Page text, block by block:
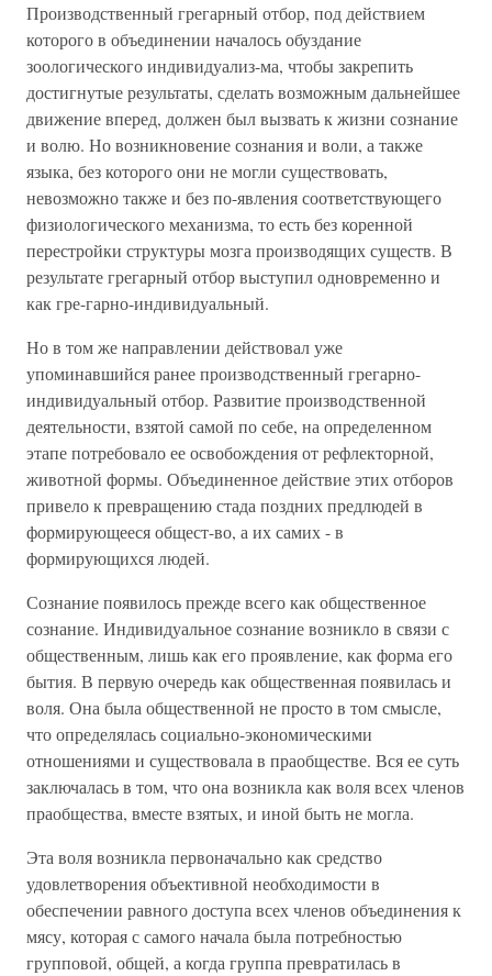
Производственный грегарный отбор, под действием
которого в объединении началось обуздание
зоологического индивидуализ-ма, чтобы закрепить
достигнутые результаты, сделать возможным дальнейшее
движение вперед, должен был вызвать к жизни сознание
и волю. Но возникновение сознания и воли, а также
языка, без которого они не могли существовать,
невозможно также и без по-явления соответствующего
физиологического механизма, то есть без коренной
перестройки структуры мозга производящих существ. В
результате грегарный отбор выступил одновременно и
как гре-гарно-индивидуальный.
Но в том же направлении действовал уже
упоминавшийся ранее производственный грегарно-
индивидуальный отбор. Развитие производственной
деятельности, взятой самой по себе, на определенном
этапе потребовало ее освобождения от рефлекторной,
животной формы. Объединенное действие этих отборов
привело к превращению стада поздних предлюдей в
формирующееся общест-во, а их самих - в
формирующихся людей.
Сознание появилось прежде всего как общественное
сознание. Индивидуальное сознание возникло в связи с
общественным, лишь как его проявление, как форма его
бытия. В первую очередь как общественная появилась и
воля. Она была общественной не просто в том смысле,
что определялась социально-экономическими
отношениями и существовала в праобществе. Вся ее суть
заключалась в том, что она возникла как воля всех членов
праобщества, вместе взятых, и иной быть не могла.
Эта воля возникла первоначально как средство
удовлетворения объективной необходимости в
обеспечении равного доступа всех членов объединения к
мясу, которая с самого начала была потребностью
групповой, общей, а когда группа превратилась в